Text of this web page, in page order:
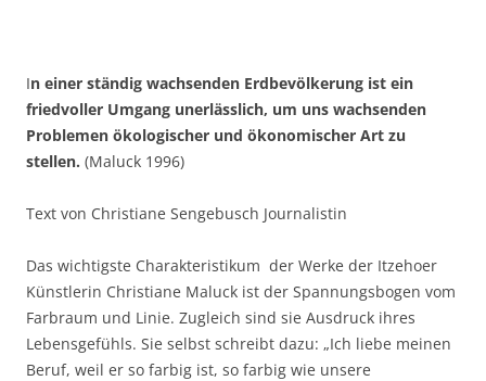
In einer ständig wachsenden Erdbevölkerung ist ein
friedvoller Umgang unerlässlich, um uns wachsenden
Problemen ökologischer und ökonomischer Art zu
stellen. (Maluck 1996)
Text von Christiane Sengebusch Journalistin
Das wichtigste Charakteristikum der Werke der Itzehoer
Künstlerin Christiane Maluck ist der Spannungsbogen vom
Farbraum und Linie. Zugleich sind sie Ausdruck ihres
Lebensgefühls. Sie selbst schreibt dazu: „Ich liebe meinen
Beruf, weil er so farbig ist, so farbig wie unsere